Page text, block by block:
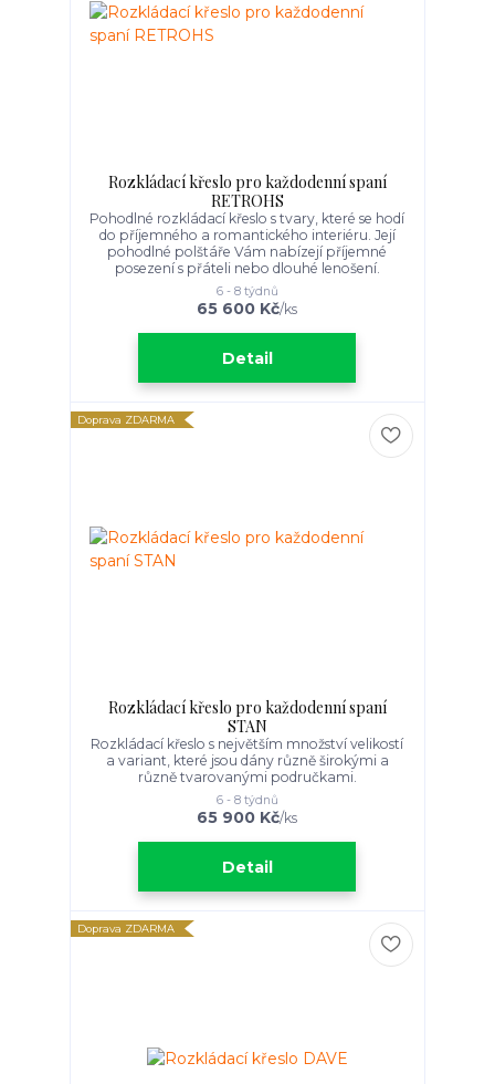
Rozkládací křeslo pro každodenní spaní
RETROHS
Pohodlné rozkládací křeslo s tvary, které se hodí
do příjemného a romantického interiéru. Její
pohodlné polštáře Vám nabízejí příjemné
posezení s přáteli nebo dlouhé lenošení.
65 600 Kč/ks
6 - 8 týdnů
Detail
Doprava ZDARMA
Rozkládací křeslo pro každodenní spaní
STAN
Rozkládací křeslo s největším množství velikostí
a variant, které jsou dány různě širokými a
různě tvarovanými područkami.
65 900 Kč/ks
6 - 8 týdnů
Detail
Doprava ZDARMA